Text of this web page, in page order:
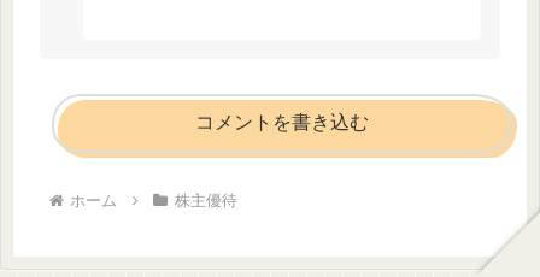
コメントを書き込む
ホーム 株主優待